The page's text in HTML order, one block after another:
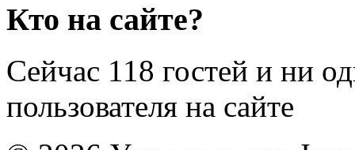
Кто на сайте?
Сейчас 118 гостей и ни
пользователя на сайте